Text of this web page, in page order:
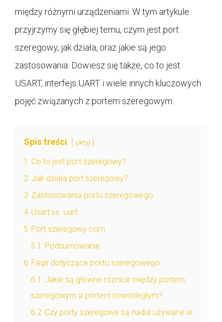
między różnymi urządzeniami. W tym artykule
przyjrzymy się głębiej temu, czym jest port
szeregowy, jak działa, oraz jakie są jego
zastosowania. Dowiesz się także, co to jest
USART, interfejs UART i wiele innych kluczowych
pojęć związanych z portem szeregowym.
Spis treści ukryj
1 Co to jest port szeregowy?
2 Jak działa port szeregowy?
3 Zastosowania portu szeregowego
4 Usart vs. uart
5 Port szeregowy com
5.1 Podsumowanie
6 Faqs dotyczące portu szeregowego
6.1 Jakie są główne różnice między portem
szeregowym a portem równoległym?
6.2 Czy porty szeregowe są nadal używane w